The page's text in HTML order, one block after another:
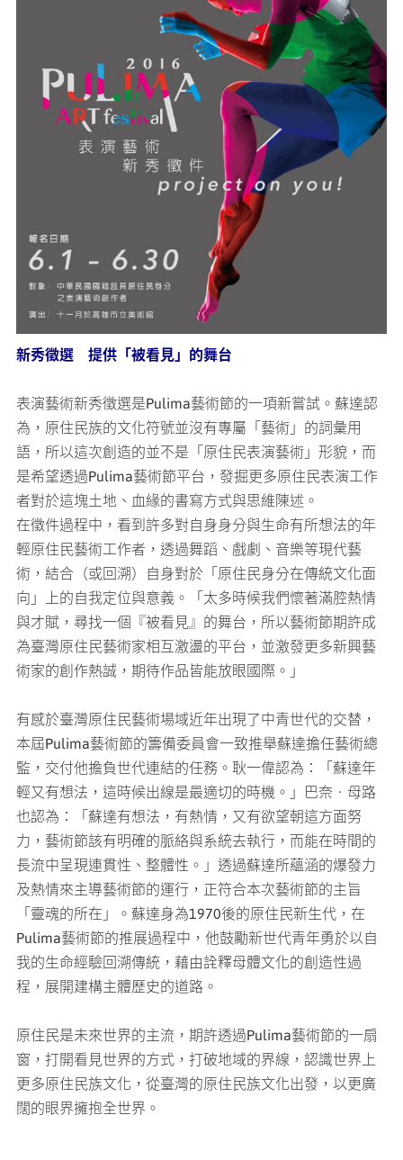
新秀徵選 提供「被看見」的舞台
表演藝術新秀徵選是Pulima藝術節的一項新嘗試。蘇達認
為，原住民族的文化符號並沒有專屬「藝術」的詞彙用
語，所以這次創造的並不是「原住民表演藝術」形貌，而
是希望透過Pulima藝術節平台，發掘更多原住民表演工作
者對於這塊土地、血緣的書寫方式與思維陳述。
在徵件過程中，看到許多對自身身分與生命有所想法的年
輕原住民藝術工作者，透過舞蹈、戲劇、音樂等現代藝
術，結合（或回溯）自身對於「原住民身分在傳統文化面
向」上的自我定位與意義。「太多時候我們懷著滿腔熱情
與才賦，尋找一個『被看見』的舞台，所以藝術節期許成
為臺灣原住民藝術家相互激盪的平台，並激發更多新興藝
術家的創作熱誠，期待作品皆能放眼國際。」
有感於臺灣原住民藝術場域近年出現了中青世代的交替，
本屆Pulima藝術節的籌備委員會一致推舉蘇達擔任藝術總
監，交付他擔負世代連結的任務。耿一偉認為：「蘇達年
輕又有想法，這時候出線是最適切的時機。」巴奈‧母路
也認為：「蘇達有想法，有熱情，又有欲望朝這方面努
力，藝術節該有明確的脈絡與系統去執行，而能在時間的
長流中呈現連貫性、整體性。」透過蘇達所蘊涵的爆發力
及熱情來主導藝術節的運行，正符合本次藝術節的主旨
「靈魂的所在」。蘇達身為1970後的原住民新生代，在
Pulima藝術節的推展過程中，他鼓勵新世代青年勇於以自
我的生命經驗回溯傳統，藉由詮釋母體文化的創造性過
程，展開建構主體歷史的道路。
原住民是未來世界的主流，期許透過Pulima藝術節的一扇
窗，打開看見世界的方式，打破地域的界線，認識世界上
更多原住民族文化，從臺灣的原住民族文化出發，以更廣
闊的眼界擁抱全世界。